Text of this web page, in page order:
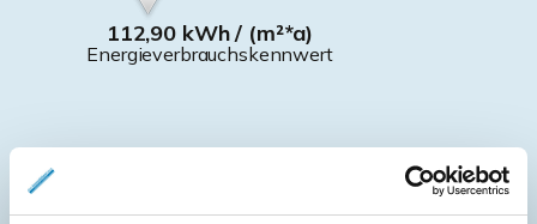
112,90 kWh / (m²*a)
Energieverbrauchskennwert
Weitere Informationen